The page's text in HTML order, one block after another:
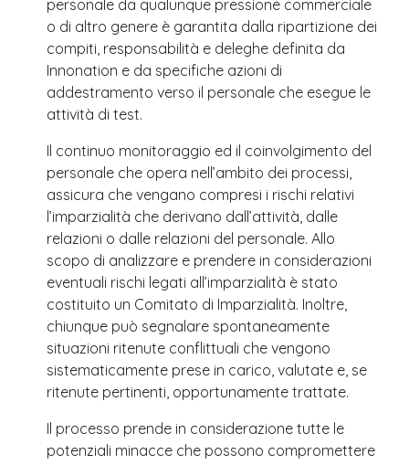
personale da qualunque pressione commerciale
o di altro genere è garantita dalla ripartizione dei
compiti, responsabilità e deleghe definita da
Innonation e da specifiche azioni di
addestramento verso il personale che esegue le
attività di test.
Il continuo monitoraggio ed il coinvolgimento del
personale che opera nell’ambito dei processi,
assicura che vengano compresi i rischi relativi
l’imparzialità che derivano dall’attività, dalle
relazioni o dalle relazioni del personale. Allo
scopo di analizzare e prendere in considerazioni
eventuali rischi legati all’imparzialità è stato
costituito un Comitato di Imparzialità. Inoltre,
chiunque può segnalare spontaneamente
situazioni ritenute conflittuali che vengono
sistematicamente prese in carico, valutate e, se
ritenute pertinenti, opportunamente trattate.
Il processo prende in considerazione tutte le
potenziali minacce che possono compromettere